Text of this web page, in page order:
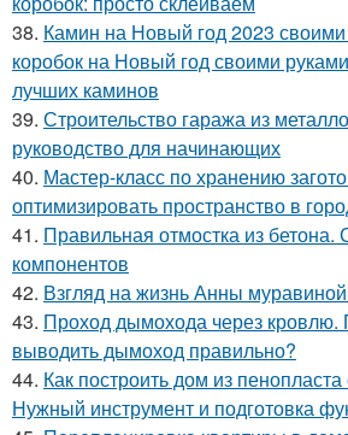
38. Камин на Новый год 2023
коробок на Новый год своими
лучших каминов
39. Строительство гаража из
руководство для начинающих
40. Мастер-класс по хранению
оптимизировать пространство в
41. Правильная отмостка из
компонентов
42. Взгляд на жизнь Анны
43. Проход дымохода через
выводить дымоход правильно?
44. Как построить дом из
Нужный инструмент и подготовка